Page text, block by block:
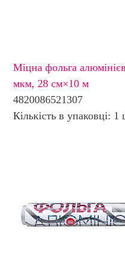
Міцна фольга
мкм, 28 см×10 м
4820086521307
Кількість в упаковці: 1